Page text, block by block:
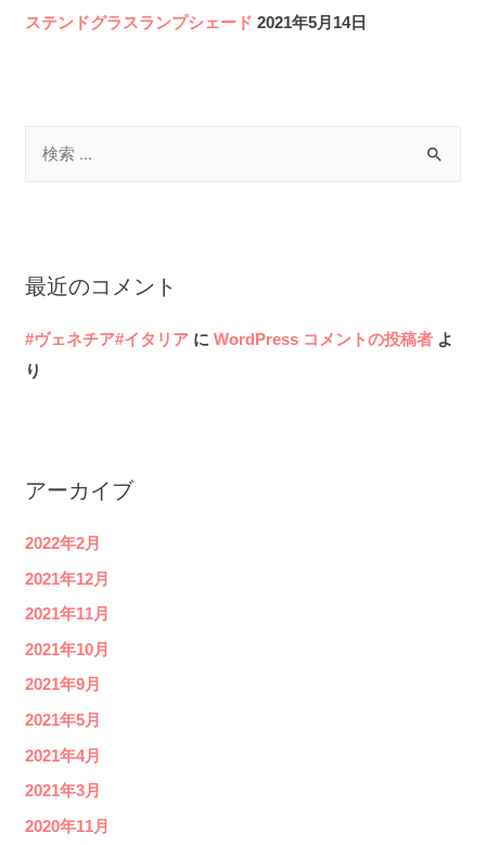
ステンドグラスランプシェード 2021年5月14日
最近のコメント
#ヴェネチア#イタリア にWordPress コメントの投稿者 よ
り
アーカイブ
2022年2月
2021年12月
2021年11月
2021年10月
2021年9月
2021年5月
2021年4月
2021年3月
2020年11月